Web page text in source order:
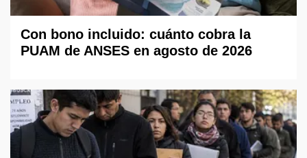
Con bono incluido: cuánto cobra la
PUAM de ANSES en agosto de 2026